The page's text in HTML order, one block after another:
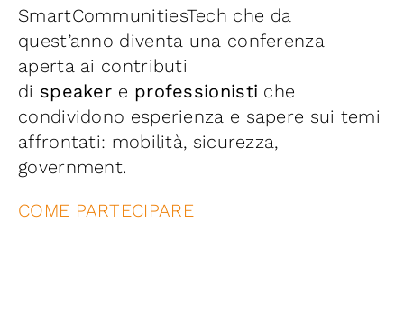
SmartCommunitiesTech che da
quest’anno diventa una conferenza
aperta ai contributi
di speaker e professionisti che
condividono esperienza e sapere sui temi
affrontati: mobilità, sicurezza,
government.
COME PARTECIPARE